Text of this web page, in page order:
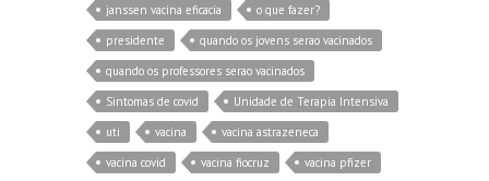
janssen vacina eficacia
o que fazer?
presidente
quando os jovens serao vacinados
quando os professores serao vacinados
Sintomas de covid
Unidade de Terapia Intensiva
uti
vacina
vacina astrazeneca
vacina covid
vacina fiocruz
vacina pfizer